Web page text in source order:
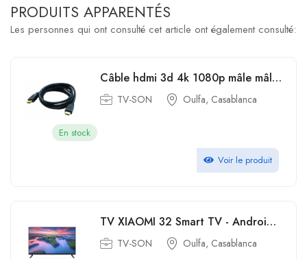
PRODUITS APPARENTÉS
Les personnes qui ont consulté cet article ont également consulté:
Câble hdmi 3d 4k 1080p mâle mâle plaqué or 1.8m
TV-SON Oulfa, Casablanca
En stock
Voir le produit
TV XIAOMI 32 Smart TV - Android officielle HD - Bluetooth - Récepteur
TV-SON Oulfa, Casablanca